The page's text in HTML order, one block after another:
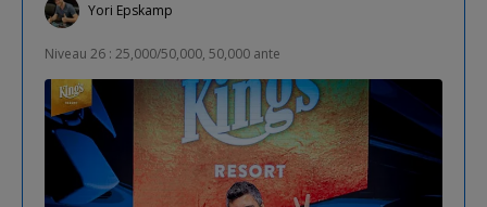
Yori Epskamp
Niveau 26 : 25,000/50,000, 50,000 ante